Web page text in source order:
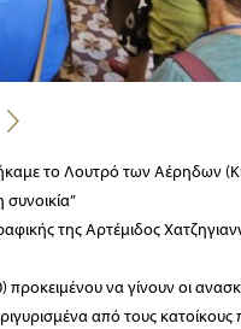
το Λουτρό των Αέρηδων
της Αρτέμιδος
προκειμένου να γίνουν οι
από τους